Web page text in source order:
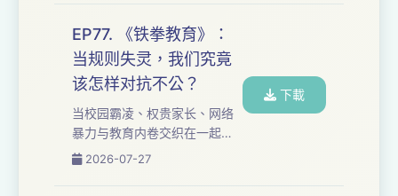
份和命运限制的人。 她为什么
能在最低谷的时候重新开始？
为什么她可以接受失败、污名
和人生选择的代价？也许答案
不是强大的自尊，而是一种对
生命本身的信任。 这一期，我
以及当人生的规则失灵之后，
EP77. 《铁拳教育》：
当规则失灵，我们究竟
该怎样对抗不公？
当校园霸凌、权贵家长、网络
暴力与教育内卷交织在一起，
常规制度失灵之后，我们还能
2026-07-27
下載